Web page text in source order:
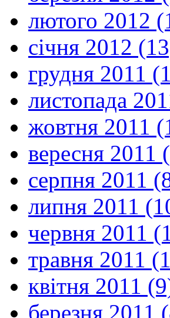
лютого 2012
січня 2012
грудня 2011
листопада
жовтня 2011
вересня 2011
серпня 2011
липня 2011
червня 2011
травня 2011
квітня 2011
березня 2011